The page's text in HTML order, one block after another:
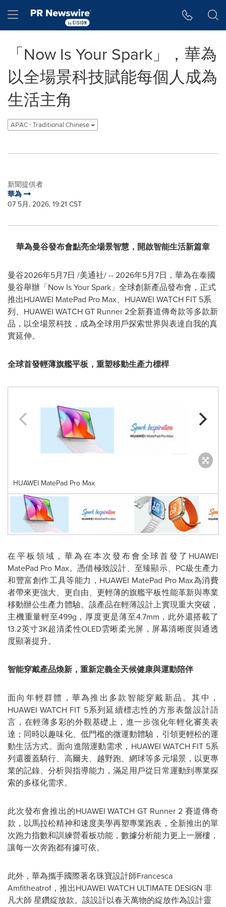
Hamburger menu
「Now Is Your Spark」，華為
以全場景科技賦能每個人成為
生活主角
APAC - Traditional Chinese
新聞提供者
華為
07 5月, 2026, 19:21 CST
華為曼谷發布會點亮全場景智慧，開啟智能生活新篇章
曼谷2026年5月7日 /美通社/ -- 2026年5月7日，華為在泰國
曼谷舉辦「Now Is Your Spark」全球創新產品發布會，正式
推出HUAWEI MatePad Pro Max、HUAWEI WATCH FIT 5系
列、HUAWEI WATCH GT Runner 2全新賽道傳奇款等多款新
品，以全場景科技，成為全球用戶探索世界與表達自我的真
實延伸。
全球首發輕薄旗艦平板，重塑移動生產力標桿
HUAWEI MatePad Pro Max
在平板領域，華為在本次發布會全球首發了HUAWEI
MatePad Pro Max。憑借極致設計、至臻顯示、PC級生產力
和豐富創作工具等能力，HUAWEI MatePad Pro Max為消費
者帶來更強大、更自由、更輕薄的旗艦平板性能革新與專業
移動辦公生產力體驗。該產品在輕薄設計上實現重大突破，
主機重量輕至499g，厚度更是薄至4.7mm，此外還搭載了
13.2英寸3K超清柔性OLED雲晰柔光屏，屏幕清晰度與通透
度顯著提升。
智能穿戴產品煥新，重新定義全天候健康與運動陪伴
面向年輕群體，華為推出多款智能穿戴新品。其中，
HUAWEI WATCH FIT 5系列延續標志性的方形表盤設計語
言，在輕薄多彩的外觀基礎上，進一步強化年輕化審美表
達；同時以趣味化、低門檻的微運動體驗，引領更輕松的運
動生活方式。面向進階運動需求，HUAWEI WATCH FIT 5系
列還覆蓋騎行、高爾夫、越野跑、網球等多元場景，以更專
業的記錄、分析與指導能力，滿足用戶從日常運動到專業探
索的多樣化需求。
此次發布會推出的HUAWEI WATCH GT Runner 2 賽道傳奇
款，以馬拉松精神和速度美學再塑專業跑表，全新推出的單
次跑力指數和訓練營看板功能，數據分析能力更上一層樓，
讓每一次奔跑都有據可依。
此外，華為攜手國際著名珠寶設計師Francesca
Amfitheatrof，推出HUAWEI WATCH ULTIMATE DESIGN 非
凡大師 星鑽綻放款。該設計以春天萬物的綻放作為設計靈